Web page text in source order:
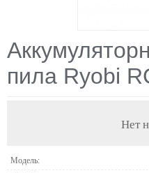
пила Ryobi
Нет
Модель: